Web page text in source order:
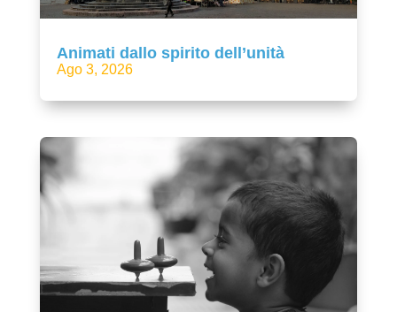
Animati dallo spirito dell’unità
Ago 3, 2026